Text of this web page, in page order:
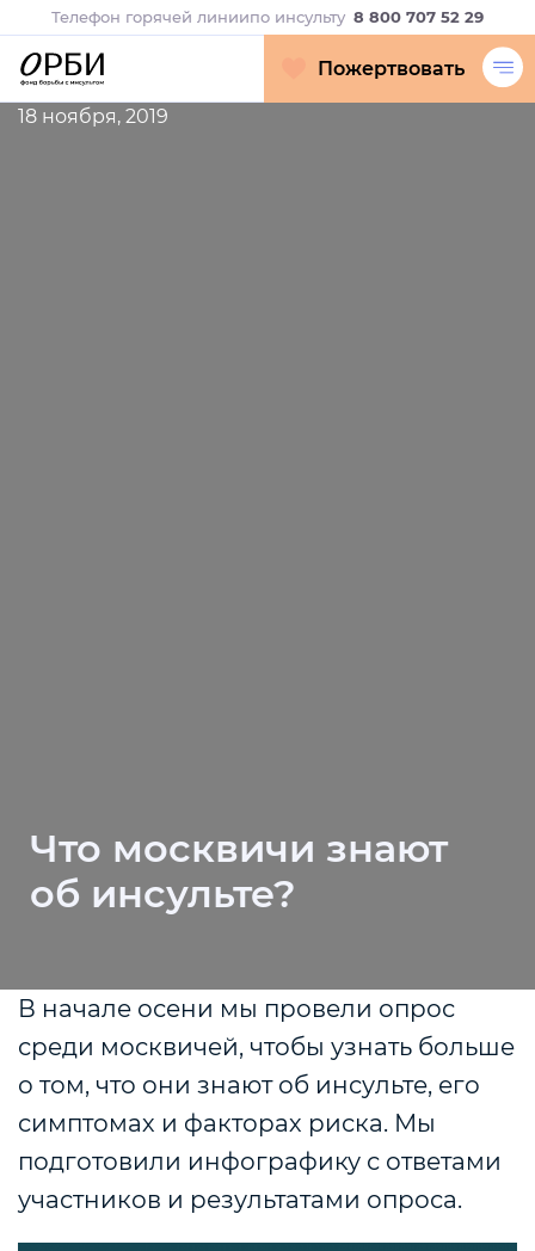
Телефон горячей линиипо инсульту 8 800 707 52 29
Пожертвовать
18 ноября, 2019
Что москвичи знают
об инсульте?
В начале осени мы провели опрос
среди москвичей, чтобы узнать больше
о том, что они знают об инсульте, его
симптомах и факторах риска. Мы
подготовили инфографику с ответами
участников и результатами опроса.